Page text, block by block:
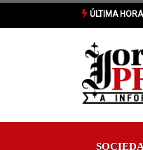
ÚLTIMA HORA